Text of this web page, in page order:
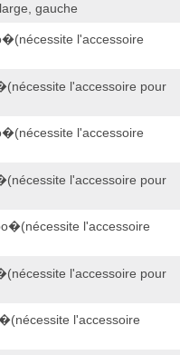
gauche
l'accessoire
l'accessoire pour
l'accessoire
l'accessoire pour
l'accessoire
l'accessoire pour
l'accessoire